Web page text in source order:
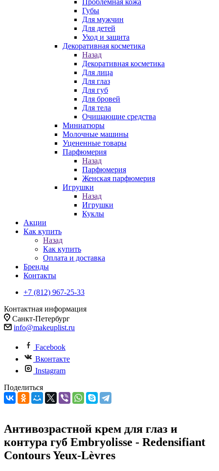
Проблемная кожа
Губы
Для мужчин
Для детей
Уход и защита
Декоративная косметика
Назад
Декоративная косметика
Для лица
Для глаз
Для губ
Для бровей
Для тела
Очищающие средства
Миниатюры
Молочные машины
Уцененные товары
Парфюмерия
Назад
Парфюмерия
Женская парфюмерия
Игрушки
Назад
Игрушки
Куклы
Акции
Как купить
Назад
Как купить
Оплата и доставка
Бренды
Контакты
+7 (812) 967-25-33
Контактная информация
Санкт-Петербург
info@makeuplist.ru
Facebook
Вконтакте
Instagram
Поделиться
Антивозрастной крем для глаз и
контура губ Embryolisse - Redensifiant
Contours Yeux-Lèvres